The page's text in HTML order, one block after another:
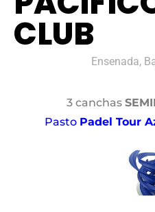
CLUB
Ensenada,
3 canchas
Pasto Padel Tour